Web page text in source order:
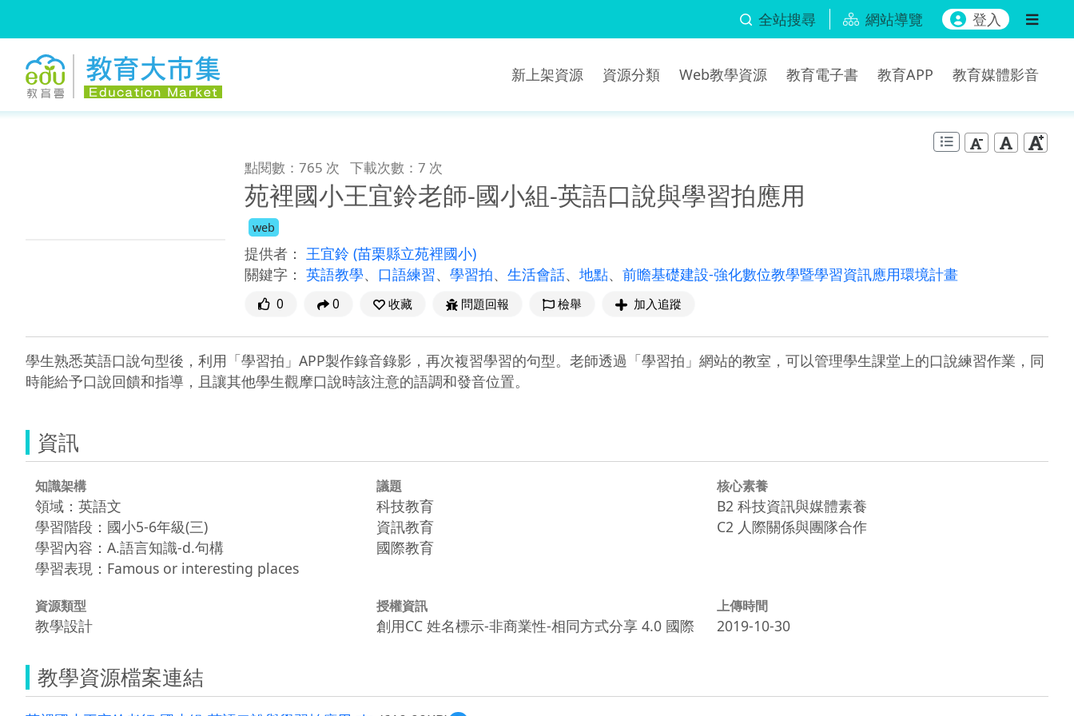
全站搜尋 網站導覽 登入
新上架資源 資源分類 Web教學資源 教育電子書 教育APP 教育媒體影音
點閱數：765 次 下載次數：7 次
苑裡國小王宜鈴老師-國小組-英語口說與學習拍應用
web
提供者： 王宜鈴 (苗栗縣立苑裡國小)
關鍵字： 英語教學、 口語練習、 學習拍、 生活會話、 地點、 前瞻基礎建設-強化數位教學暨學習資訊應用環境計畫
0 0 收藏 問題回報 檢舉 加入追蹤
學生熟悉英語口說句型後，利用「學習拍」APP製作錄音錄影，再次複習學習的句型。老師透過「學習拍」網站的教室，可以管理學生課堂上的口說練習作業，同
時能給予口說回饋和指導，且讓其他學生觀摩口說時該注意的語調和發音位置。
資訊
知識架構
領域：英語文
學習階段：國小5-6年級(三)
學習內容：A.語言知識-d.句構
學習表現：Famous or interesting places
議題
科技教育
資訊教育
國際教育
核心素養
B2 科技資訊與媒體素養
C2 人際關係與團隊合作
資源類型
教學設計
授權資訊
創用CC 姓名標示-非商業性-相同方式分享 4.0 國際
上傳時間
2019-10-30
教學資源檔案連結